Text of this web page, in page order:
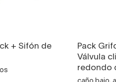
+ Sifón de
Pack
Válvula
redondo